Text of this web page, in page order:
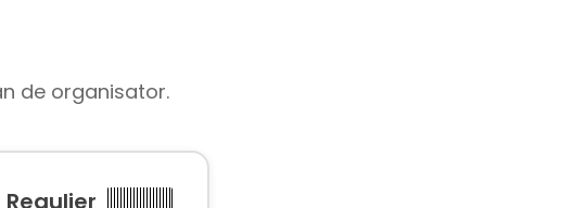
de organisator.